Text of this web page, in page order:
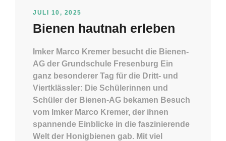
JULI 10, 2025
Bienen hautnah erleben
Imker Marco Kremer besucht die Bienen-
AG der Grundschule Fresenburg Ein
ganz besonderer Tag für die Dritt- und
Viertklässler: Die Schülerinnen und
Schüler der Bienen-AG bekamen Besuch
vom Imker Marco Kremer, der ihnen
spannende Einblicke in die faszinierende
Welt der Honigbienen gab. Mit viel